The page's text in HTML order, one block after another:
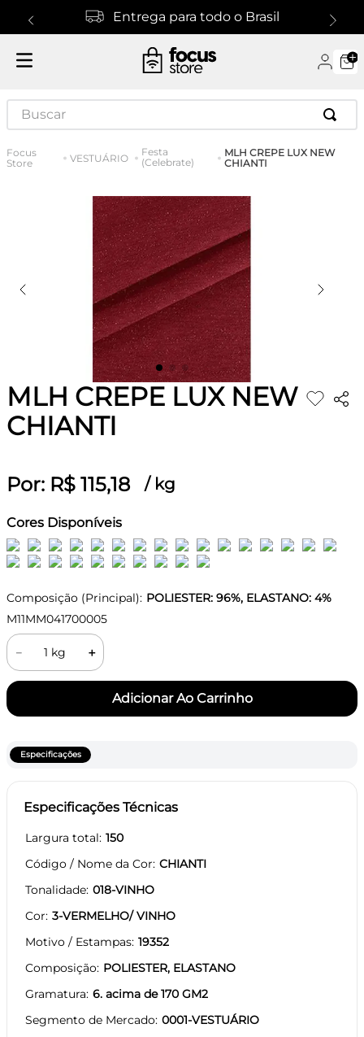
Entrega para todo o Brasil
Buscar
VESTUÁRIO
Festa
(Celebrate)
MLH CREPE LUX NEW
CHIANTI
MLH CREPE LUX NEW
CHIANTI
Por: R$ 115,18 / kg
Cores Disponíveis
Composição (Principal): POLIESTER: 96%, ELASTANO: 4%
M11MM041700005
＋
－
Especificações
Especificações Técnicas
Largura total 150
Código / Nome da Cor CHIANTI
Tonalidade 018-VINHO
Cor 3-VERMELHO/ VINHO
Motivo / Estampas 19352
Composição POLIESTER, ELASTANO
Gramatura 6. acima de 170 GM2
Segmento de Mercado 0001-VESTUÁRIO